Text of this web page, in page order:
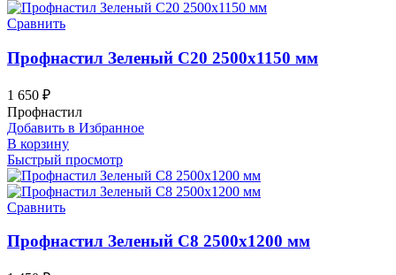
Сравнить
Профнастил Зеленый С20 2500х1150 мм
1 650 ₽
Профнастил
Добавить в Избранное
В корзину
Быстрый просмотр
Сравнить
Профнастил Зеленый С8 2500х1200 мм